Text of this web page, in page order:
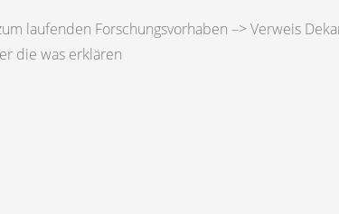
laufenden Forschungsvorhaben –> Verweis
die was erklären